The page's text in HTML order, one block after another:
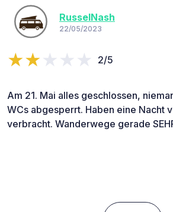
RusselNash
22/05/2023
2/5
Am 21. Mai alles geschlossen,
WCs abgesperrt. Haben eine Nacht
verbracht. Wanderwege gerade